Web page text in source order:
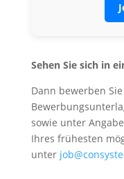
Sehen Sie sich in
Dann bewerben
sowie unter
Ihres frühesten
unter